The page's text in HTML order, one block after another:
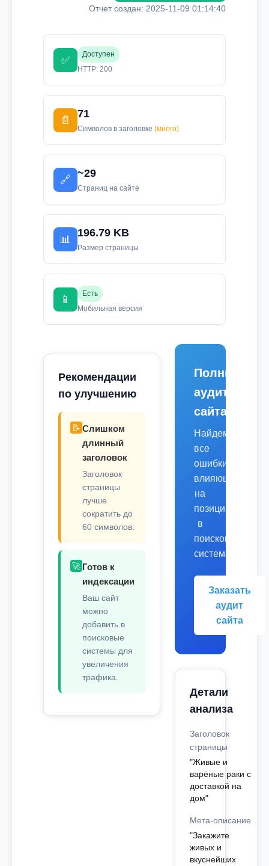
Отчет создан: 2025-11-09 01:14:40
✅
Доступен
HTTP: 200
📄
71
Символов в заголовке (много)
🔗
~29
Страниц на сайте
📊
196.79 KB
Размер страницы
📱
Есть
Мобильная версия
Рекомендации
по улучшению
📝 Слишком
длинный
заголовок
Заголовок
страницы
лучше
сократить до
60 символов.
🚀 Готов к
индексации
Ваш сайт
можно
добавить в
поисковые
системы для
увеличения
трафика.
Полный
аудит
сайта
Найдем
все
ошибки,
влияющие
на
позиции
в
поисковых
системах.
Заказать
аудит
сайта
Детали
анализа
Заголовок
страницы
"Живые и
варёные раки с
доставкой на
дом"
Мета-описание
"Закажите
живых и
вкуснейших